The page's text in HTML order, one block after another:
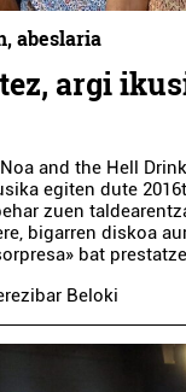
abeslaria
argi
and the Hell
egiten dute
zuen
bigarren diskoa
bat
Beloki